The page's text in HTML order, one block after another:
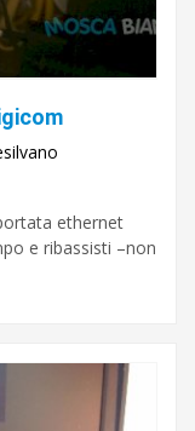
ethernet
e ribassisti –non